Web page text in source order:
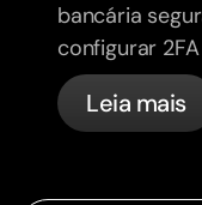
bancária
configurar
controlar os
que a bunq
Leia mais